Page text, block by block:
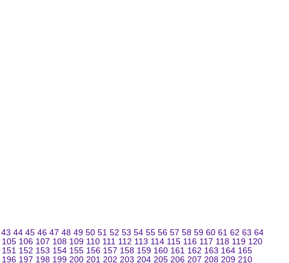
43 44 45 46 47 48 49 50 51 52 53 54 55 56 57 58 59 60 61 62 63 64
105 106 107 108 109 110 111 112 113 114 115 116 117 118 119 120
151 152 153 154 155 156 157 158 159 160 161 162 163 164 165
196 197 198 199 200 201 202 203 204 205 206 207 208 209 210